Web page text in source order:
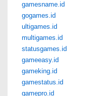
gamesname.id
gogames.id
ultigames.id
multigames.id
statusgames.id
gameeasy.id
gameking.id
gamestatus.id
gamepro.id